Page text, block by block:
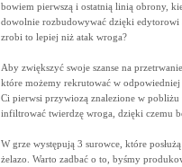
bowiem pierwszą i ostatnią linią obrony,
dowolnie rozbudowywać dzięki edytorowi
zrobi to lepiej niż atak wroga?
Aby zwiększyć swoje szanse na
które możemy rekrutować w odpowiedniej
Ci pierwsi przywiozą znalezione w
infiltrować twierdzę wroga, dzięki czemu
W grze występują 3 surowce, które
żelazo. Warto zadbać o to, byśmy